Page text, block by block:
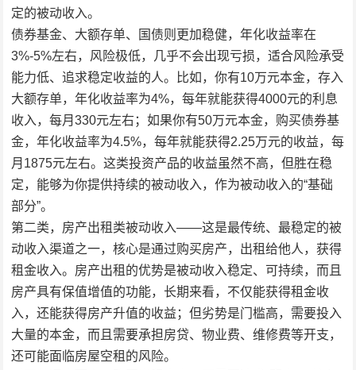
定的被动收入。
债券基金、大额存单、国债则更加稳健，年化收益率在
3%-5%左右，风险极低，几乎不会出现亏损，适合风险承受
能力低、追求稳定收益的人。比如，你有10万元本金，存入
大额存单，年化收益率为4%，每年就能获得4000元的利息
收入，每月330元左右；如果你有50万元本金，购买债券基
金，年化收益率为4.5%，每年就能获得2.25万元的收益，每
月1875元左右。这类投资产品的收益虽然不高，但胜在稳
定，能够为你提供持续的被动收入，作为被动收入的“基础
部分”。
第二类，房产出租类被动收入——这是最传统、最稳定的被
动收入渠道之一，核心是通过购买房产，出租给他人，获得
租金收入。房产出租的优势是被动收入稳定、可持续，而且
房产具有保值增值的功能，长期来看，不仅能获得租金收
入，还能获得房产升值的收益；但劣势是门槛高，需要投入
大量的本金，而且需要承担房贷、物业费、维修费等开支，
还可能面临房屋空租的风险。